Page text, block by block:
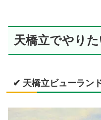
天橋立でやり
✔ 天橋立ビューラン